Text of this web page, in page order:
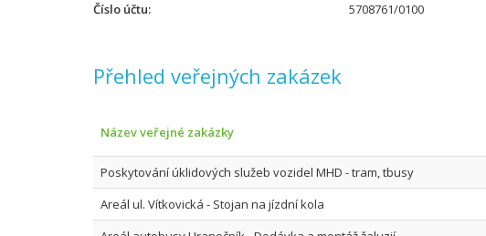
Číslo účtu
5708761/0100
Přehled veřejných zakázek
Název veřejné zakázky
Poskytování úklidových služeb vozidel MHD - tram, tbusy
Areál ul. Vítkovická - Stojan na jízdní kola